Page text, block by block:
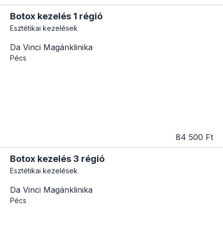
Botox kezelés 1 régió
Esztétikai kezelések
Da Vinci Magánklinika
Pécs
84 500 Ft
Botox kezelés 3 régió
Esztétikai kezelések
Da Vinci Magánklinika
Pécs